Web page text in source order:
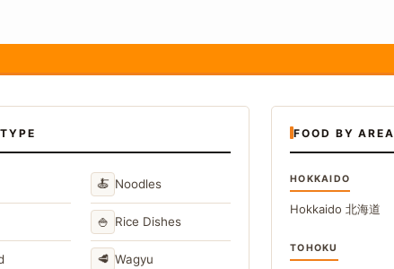
🍝 Noodles
🍚 Rice Dishes
🥩 Wagyu
FOOD BY AREA
HOKKAIDO
Hokkaido 北海道
TOHOKU